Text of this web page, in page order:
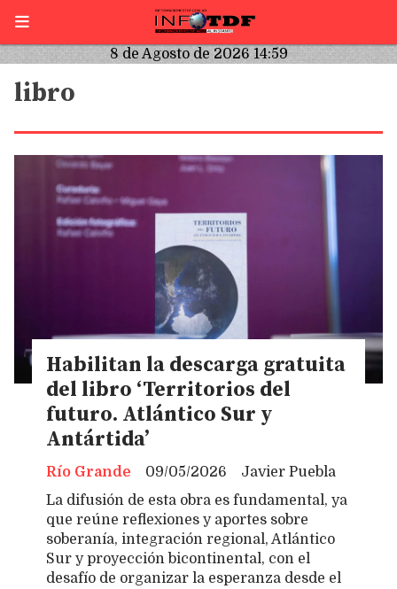
8 de Agosto de 2026 14:59
libro
Habilitan la descarga gratuita
del libro ‘Territorios del
futuro. Atlántico Sur y
Antártida’
Javier Puebla
Río Grande
09/05/2026
La difusión de esta obra es fundamental, ya
que reúne reflexiones y aportes sobre
soberanía, integración regional, Atlántico
Sur y proyección bicontinental, con el
desafío de organizar la esperanza desde el